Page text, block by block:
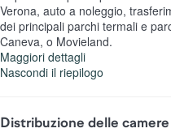
Verona, auto a noleggio,
dei principali parchi termali e
Caneva, o Movieland.
Maggiori dettagli
Nascondi il riepilogo
Distribuzione delle